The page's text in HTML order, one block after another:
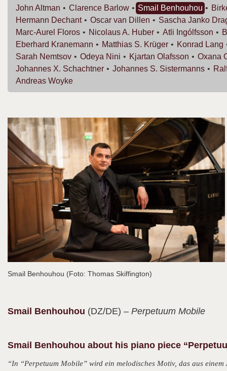
John Altman Clarence Barlow Smail Benhouhou
Hermann Dechant Oscar van Dillen Sascha Janko
Marc-Aurel Floros Nicolaus A. Huber Atli Ingólfsson
Eberhard Kranemann Matthias S. Krüger Konrad Lang
Sarah Nemtsov Odeya Nini Kjartan Olafsson Oxana
Johannes X. Schachtner Johannes S. Sistermanns
Andreas Woyke
Smail Benhouhou (Foto: Thomas Skiffington)
Smail Benhouhou (DZ/DE) – Perpetuum Mobile
Smail Benhouhou about his piano piece
“In “Perpetuum Mobile” wird ein melodisches Motiv, das aus